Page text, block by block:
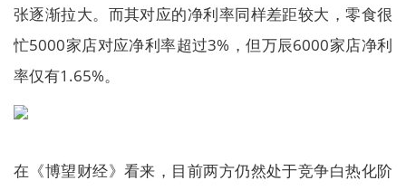
张逐渐拉大。而其对应的净利率同样差距较大，零食很
忙5000家店对应净利率超过3%，但万辰6000家店净利
率仅有1.65%。
在《博望财经》看来，目前两方仍然处于竞争白热化阶